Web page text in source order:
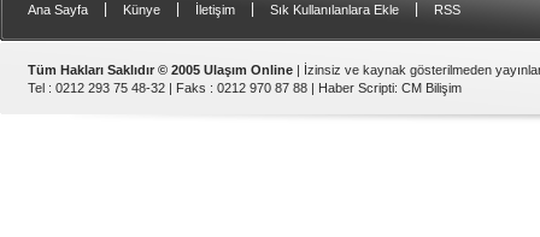
Ana Sayfa Künye İletişim Sık Kullanılanlara Ekle RSS
Tüm Hakları Saklıdır © 2005 Ulaşım Online | İzinsiz ve kaynak gösterilmeden
Tel : 0212 293 75 48-32 | Faks : 0212 970 87 88 | Haber Scripti: CM Bilişim